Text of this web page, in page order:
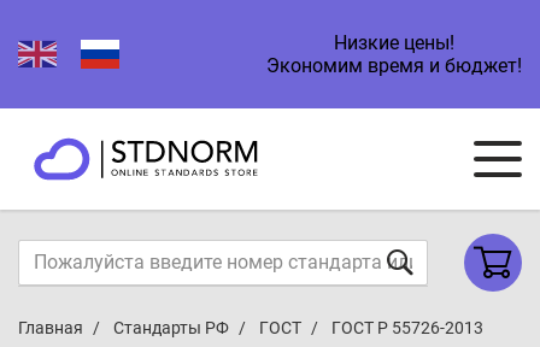
Низкие цены!
Экономим время и бюджет!
Главная Стандарты РФ ГОСТ ГОСТ Р 55726-2013